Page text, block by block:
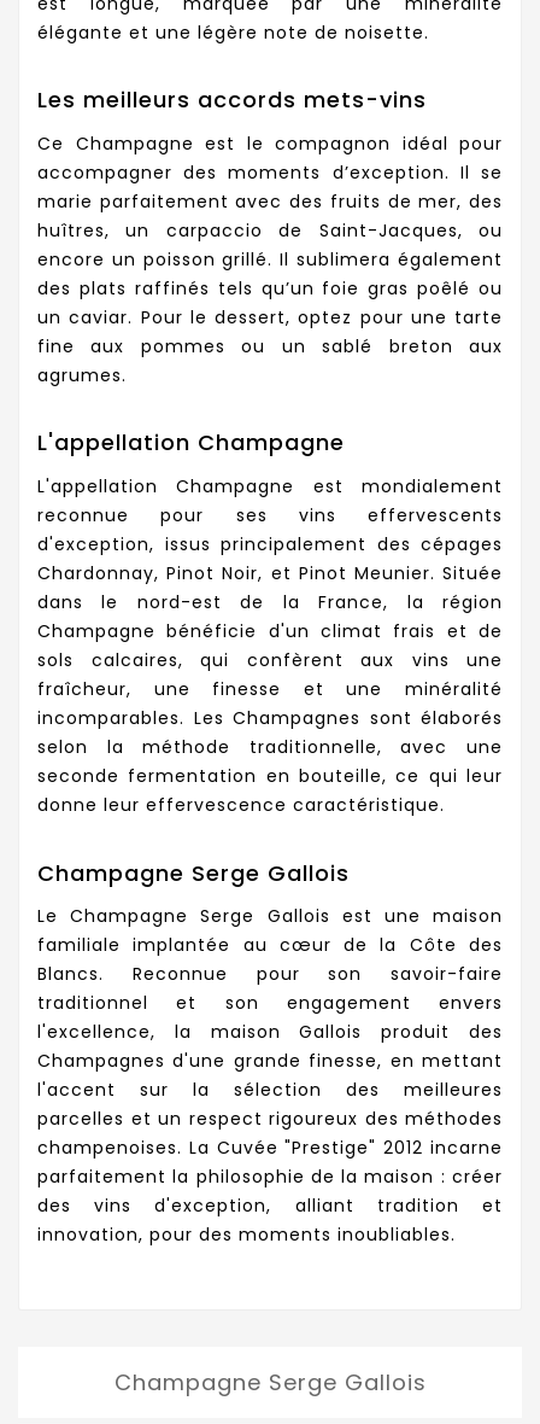
élégante et une légère note de noisette.
Les meilleurs accords mets-vins
Ce Champagne est le compagnon idéal pour
accompagner des moments d’exception. Il se
marie parfaitement avec des fruits de mer, des
huîtres, un carpaccio de Saint-Jacques, ou
encore un poisson grillé. Il sublimera également
des plats raffinés tels qu’un foie gras poêlé ou
un caviar. Pour le dessert, optez pour une tarte
fine aux pommes ou un sablé breton aux
agrumes.
L'appellation Champagne
L'appellation Champagne est mondialement
reconnue pour ses vins effervescents
d'exception, issus principalement des cépages
Chardonnay, Pinot Noir, et Pinot Meunier. Située
dans le nord-est de la France, la région
Champagne bénéficie d'un climat frais et de
sols calcaires, qui confèrent aux vins une
fraîcheur, une finesse et une minéralité
incomparables. Les Champagnes sont élaborés
selon la méthode traditionnelle, avec une
seconde fermentation en bouteille, ce qui leur
donne leur effervescence caractéristique.
Champagne Serge Gallois
Le Champagne Serge Gallois est une maison
familiale implantée au cœur de la Côte des
Blancs. Reconnue pour son savoir-faire
traditionnel et son engagement envers
l'excellence, la maison Gallois produit des
Champagnes d'une grande finesse, en mettant
l'accent sur la sélection des meilleures
parcelles et un respect rigoureux des méthodes
champenoises. La Cuvée "Prestige" 2012 incarne
parfaitement la philosophie de la maison : créer
des vins d'exception, alliant tradition et
innovation, pour des moments inoubliables.
Champagne Serge Gallois